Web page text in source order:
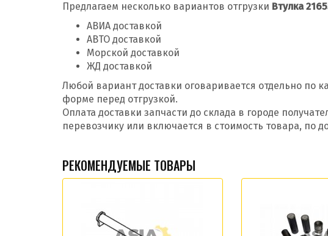
Предлагаем несколько вариантов отгрузки Втулка
АВИА доставкой
АВТО доставкой
Морской доставкой
ЖД доставкой
Любой вариант доставки оговаривается отдельно по
форме перед отгрузкой.
Оплата доставки запчасти до склада в городе
перевозчику или включается в стоимость товара, по
РЕКОМЕНДУЕМЫЕ ТОВАРЫ